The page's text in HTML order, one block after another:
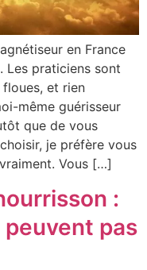
en France
Les praticiens sont
et rien
même guérisseur
que de vous
je préfère vous
Vous […]
:
pas